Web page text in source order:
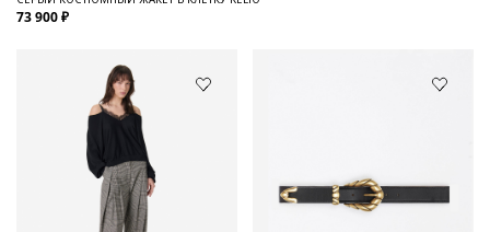
73 900 ₽